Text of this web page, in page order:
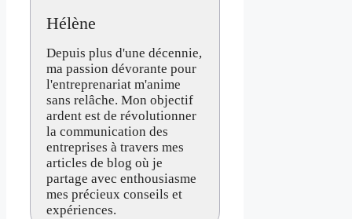
Hélène
Depuis plus d'une décennie,
ma passion dévorante pour
l'entreprenariat m'anime
sans relâche. Mon objectif
ardent est de révolutionner
la communication des
entreprises à travers mes
articles de blog où je
partage avec enthousiasme
mes précieux conseils et
expériences.